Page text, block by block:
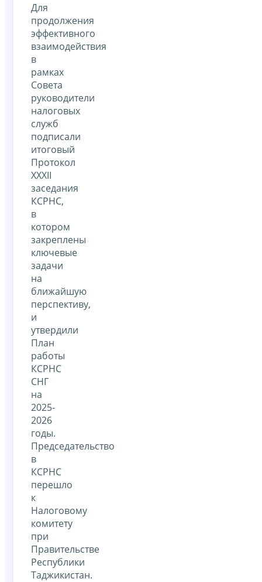
Для
продолжения
эффективного
взаимодействия
в
рамках
Совета
руководители
налоговых
служб
подписали
итоговый
Протокол
XXXII
заседания
КСРНС,
в
котором
закреплены
ключевые
задачи
на
ближайшую
перспективу,
и
утвердили
План
работы
КСРНС
СНГ
на
2025-
2026
годы.
Председательство
в
КСРНС
перешло
к
Налоговому
комитету
при
Правительстве
Республики
Таджикистан.